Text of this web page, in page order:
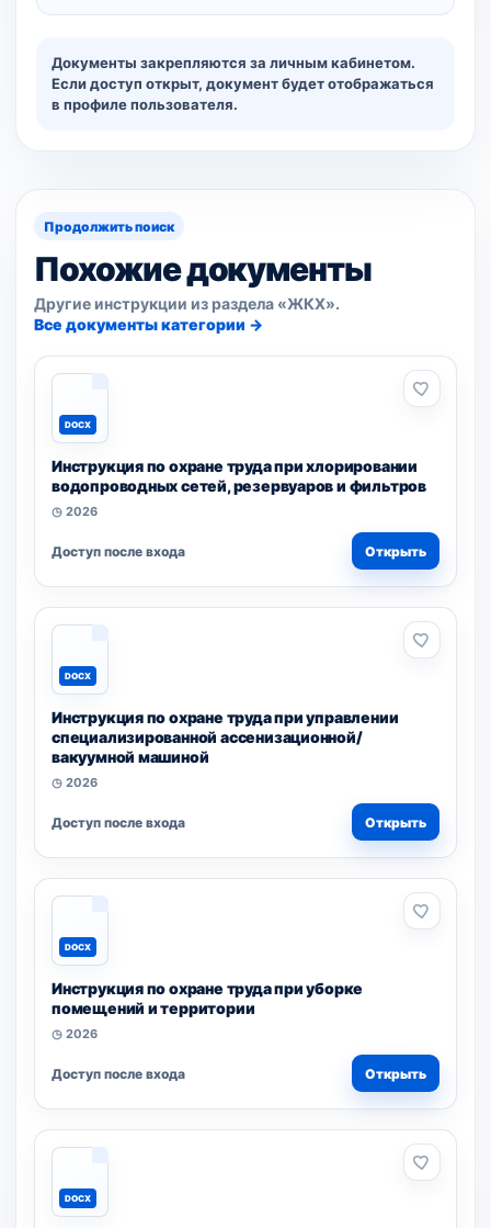
Документы закрепляются за личным кабинетом.
Если доступ открыт, документ будет отображаться
в профиле пользователя.
Продолжить поиск
Похожие документы
Другие инструкции из раздела «ЖКХ».
Все документы категории →
DOCX
Инструкция по охране труда при хлорировании
водопроводных сетей, резервуаров и фильтров
◷ 2026
Доступ после входа Открыть
DOCX
Инструкция по охране труда при управлении
специализированной ассенизационной/
вакуумной машиной
◷ 2026
Доступ после входа Открыть
DOCX
Инструкция по охране труда при уборке
помещений и территории
◷ 2026
Доступ после входа Открыть
DOCX